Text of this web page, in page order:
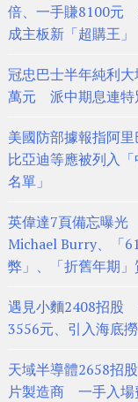
倍、一手賺8100元
成主板新「超購王」
冠忠巴士半年純利
萬元 派中期息連特
美國防部據報指阿里
比亞迪等應被列入
名單」
英偉達7頁備忘曝
Michael Burry、「
弊」、「折舊年期」
遇見小麵2408招股
3556元、引入海底
天域半導體2658招
片製造商 一手入場